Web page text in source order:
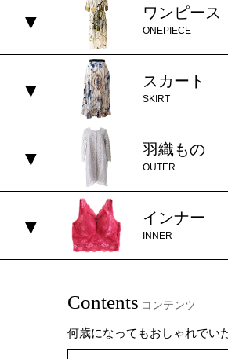
ワンピース
ONEPIECE
スカート
SKIRT
羽織もの
OUTER
インナー
INNER
Contents コンテンツ
何歳になってもおしゃれでい